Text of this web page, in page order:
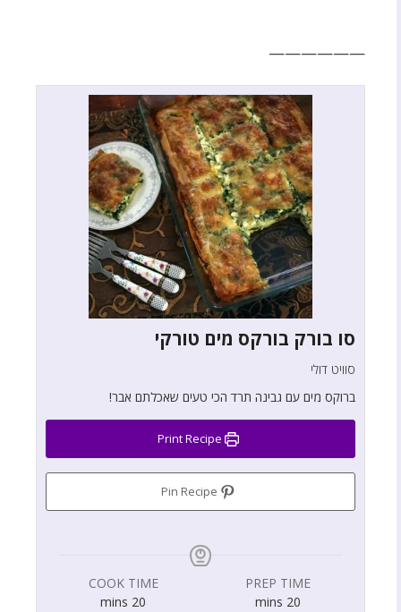
——————
סו בורק בורקס מים טורקי
סוויט דולי
ברוקס מים עם גבינה תרד הכי טעים שאכלתם אבר!
PREP TIME
20
mins
COOK TIME
20
mins